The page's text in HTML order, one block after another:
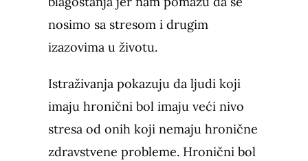
nosimo sa stresom i drugim
izazovima u životu.
Istraživanja pokazuju da ljudi koji
imaju hronični bol imaju veći nivo
stresa od onih koji nemaju hronične
zdravstvene probleme. Hronični bol